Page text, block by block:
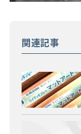
関連記事